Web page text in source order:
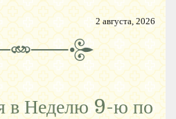
2 августа, 2026
в Неделю 9-ю по